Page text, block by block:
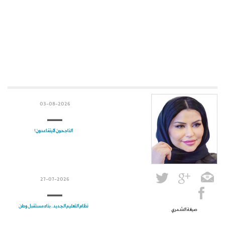
صيغة الشمري
03-08-2026
الناجحون لايتقاعدون!
27-07-2026
نظام التعليم الجديد.. بناء مستقبل وطن